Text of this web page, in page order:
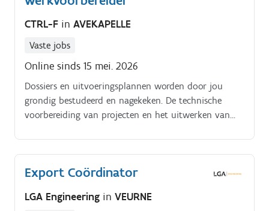
CTRL-F in AVEKAPELLE
Vaste jobs
Online sinds 15 mei. 2026
Dossiers en uitvoeringsplannen worden door jou
grondig bestudeerd en nagekeken. De technische
voorbereiding van projecten en het uitwerken van
Export Coördinator
LGA Engineering in VEURNE